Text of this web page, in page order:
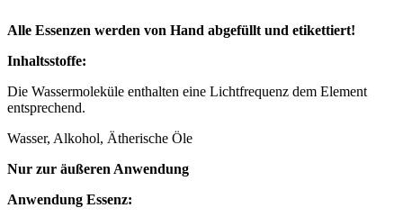
Alle Essenzen werden von Hand abgefüllt und etikettiert!
Inhaltsstoffe:
Die Wassermoleküle enthalten eine Lichtfrequenz dem Element
entsprechend.
Wasser, Alkohol, Ätherische Öle
Nur zur äußeren Anwendung
Anwendung Essenz: